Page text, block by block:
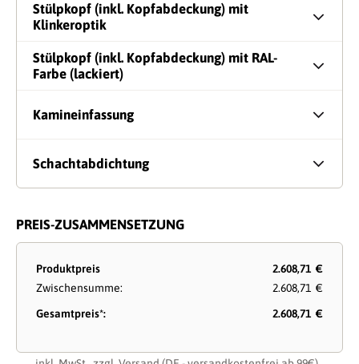
Stülpkopf (inkl. Kopfabdeckung) mit
Klinkeroptik
Stülpkopf (inkl. Kopfabdeckung) mit RAL-
Farbe (lackiert)
Kamineinfassung
Schachtabdichtung
PREIS-ZUSAMMENSETZUNG
Produktpreis
2.608,71 €
Zwischensumme:
2.608,71 €
Gesamtpreis*:
2.608,71 €